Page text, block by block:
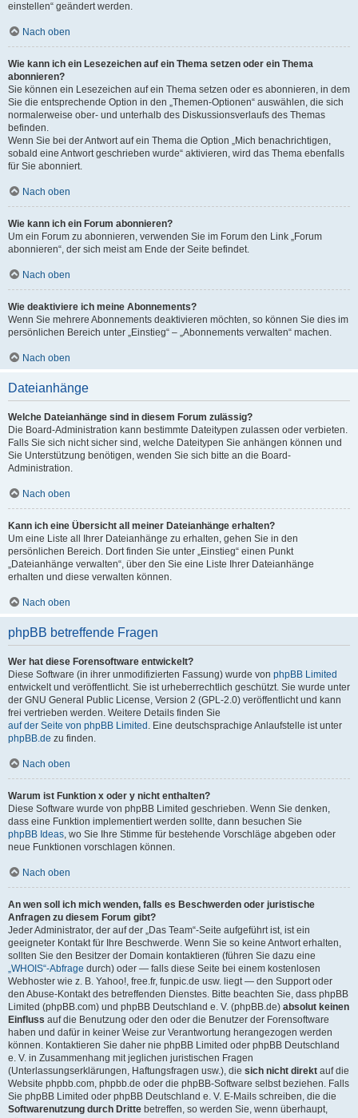
einstellen“ geändert werden.
Nach oben
Wie kann ich ein Lesezeichen auf ein Thema setzen oder ein Thema
abonnieren?
Sie können ein Lesezeichen auf ein Thema setzen oder es abonnieren, in dem
Sie die entsprechende Option in den „Themen-Optionen“ auswählen, die sich
normalerweise ober- und unterhalb des Diskussionsverlaufs des Themas
befinden.
Wenn Sie bei der Antwort auf ein Thema die Option „Mich benachrichtigen,
sobald eine Antwort geschrieben wurde“ aktivieren, wird das Thema ebenfalls
für Sie abonniert.
Nach oben
Wie kann ich ein Forum abonnieren?
Um ein Forum zu abonnieren, verwenden Sie im Forum den Link „Forum
abonnieren“, der sich meist am Ende der Seite befindet.
Nach oben
Wie deaktiviere ich meine Abonnements?
Wenn Sie mehrere Abonnements deaktivieren möchten, so können Sie dies im
persönlichen Bereich unter „Einstieg“ – „Abonnements verwalten“ machen.
Nach oben
Dateianhänge
Welche Dateianhänge sind in diesem Forum zulässig?
Die Board-Administration kann bestimmte Dateitypen zulassen oder verbieten.
Falls Sie sich nicht sicher sind, welche Dateitypen Sie anhängen können und
Sie Unterstützung benötigen, wenden Sie sich bitte an die Board-
Administration.
Nach oben
Kann ich eine Übersicht all meiner Dateianhänge erhalten?
Um eine Liste all Ihrer Dateianhänge zu erhalten, gehen Sie in den
persönlichen Bereich. Dort finden Sie unter „Einstieg“ einen Punkt
„Dateianhänge verwalten“, über den Sie eine Liste Ihrer Dateianhänge
erhalten und diese verwalten können.
Nach oben
phpBB betreffende Fragen
Wer hat diese Forensoftware entwickelt?
Diese Software (in ihrer unmodifizierten Fassung) wurde von phpBB Limited
entwickelt und veröffentlicht. Sie ist urheberrechtlich geschützt. Sie wurde unter
der GNU General Public License, Version 2 (GPL-2.0) veröffentlicht und kann
frei vertrieben werden. Weitere Details finden Sie
auf der Seite von phpBB Limited . Eine deutschsprachige Anlaufstelle ist unter
phpBB.de zu finden.
Nach oben
Warum ist Funktion x oder y nicht enthalten?
Diese Software wurde von phpBB Limited geschrieben. Wenn Sie denken,
dass eine Funktion implementiert werden sollte, dann besuchen Sie
phpBB Ideas, wo Sie Ihre Stimme für bestehende Vorschläge abgeben oder
neue Funktionen vorschlagen können.
Nach oben
An wen soll ich mich wenden, falls es Beschwerden oder juristische
Anfragen zu diesem Forum gibt?
Jeder Administrator, der auf der „Das Team“-Seite aufgeführt ist, ist ein
geeigneter Kontakt für Ihre Beschwerde. Wenn Sie so keine Antwort erhalten,
sollten Sie den Besitzer der Domain kontaktieren (führen Sie dazu eine
„WHOIS“-Abfrage durch) oder — falls diese Seite bei einem kostenlosen
Webhoster wie z. B. Yahoo!, free.fr, funpic.de usw. liegt — den Support oder
den Abuse-Kontakt des betreffenden Dienstes. Bitte beachten Sie, dass phpBB
Limited (phpBB.com) und phpBB Deutschland e. V. (phpBB.de) absolut keinen
Einfluss auf die Benutzung oder den oder die Benutzer der Forensoftware
haben und dafür in keiner Weise zur Verantwortung herangezogen werden
können. Kontaktieren Sie daher nie phpBB Limited oder phpBB Deutschland
e. V. in Zusammenhang mit jeglichen juristischen Fragen
(Unterlassungserklärungen, Haftungsfragen usw.), die sich nicht direkt auf die
Website phpbb.com, phpbb.de oder die phpBB-Software selbst beziehen. Falls
Sie phpBB Limited oder phpBB Deutschland e. V. E-Mails schreiben, die die
Softwarenutzung durch Dritte betreffen, so werden Sie, wenn überhaupt,